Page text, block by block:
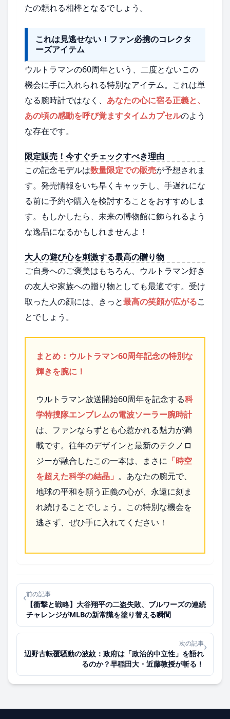
たの頼れる相棒となるでしょう。
これは見逃せない！ファン必携のコレクタ
ーズアイテム
ウルトラマンの60周年という、二度とないこの
機会に手に入れられる特別なアイテム。これは単
なる腕時計ではなく、 あなたの心に宿る正義と、
あの頃の感動を呼び覚ますタイムカプセルのよう
な存在です。
限定販売！今すぐチェックすべき理由
この記念モデルは数量限定での販売が予想されま
す。発売情報をいち早くキャッチし、手遅れにな
る前に予約や購入を検討することをおすすめしま
す。もしかしたら、未来の博物館に飾られるよう
な逸品になるかもしれませんよ！
大人の遊び心を刺激する最高の贈り物
ご自身へのご褒美はもちろん、ウルトラマン好き
の友人や家族への贈り物としても最適です。受け
取った人の顔には、きっと最高の笑顔が広がるこ
とでしょう。
まとめ：ウルトラマン60周年記念の特別な
輝きを腕に！
ウルトラマン放送開始60周年を記念する科
学特捜隊エンブレムの電波ソーラー腕時計
は、ファンならずとも心惹かれる魅力が満
載です。往年のデザインと最新のテクノロ
ジーが融合したこの一本は、まさに 「時空
を超えた科学の結晶」 。あなたの腕元で、
地球の平和を願う正義の心が、永遠に刻ま
れ続けることでしょう。この特別な機会を
逃さず、ぜひ手に入れてください！
‹前の記事
【衝撃と戦略】大谷翔平の二盗失敗、ブルワーズの連続
チャレンジがMLBの新常識を塗り替える瞬間
次の記事
辺野古転覆騒動の波紋：政府は「政治的中立性」を語れ
るのか？早稲田大・近藤教授が斬る！
›